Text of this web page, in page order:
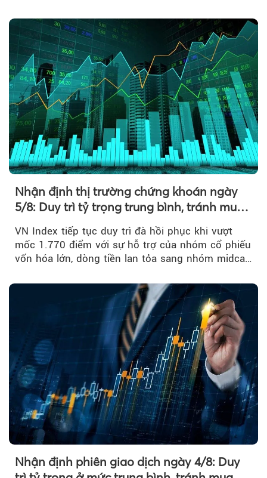
Nhận định thị trường chứng khoán ngày
5/8: Duy trì tỷ trọng trung bình, tránh mua
VN Index tiếp tục duy trì đà hồi phục khi vượt
mốc 1.770 điểm với sự hỗ trợ của nhóm cổ phiếu
vốn hóa lớn, dòng tiền lan tỏa sang nhóm midcap
Nhận định phiên giao dịch ngày 4/8: Duy